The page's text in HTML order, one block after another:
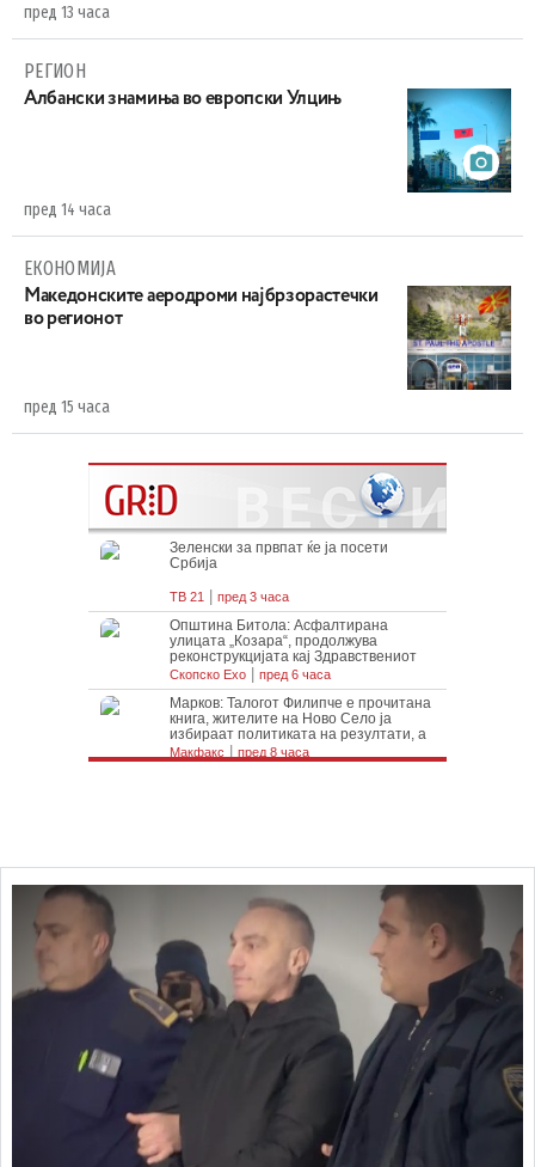
пред 13 часа
РЕГИОН
Aлбански знамиња во европски Улцињ
пред 14 часа
ЕКОНОМИЈА
Maкедонските аеродроми најбрзорастечки
во регионот
пред 15 часа